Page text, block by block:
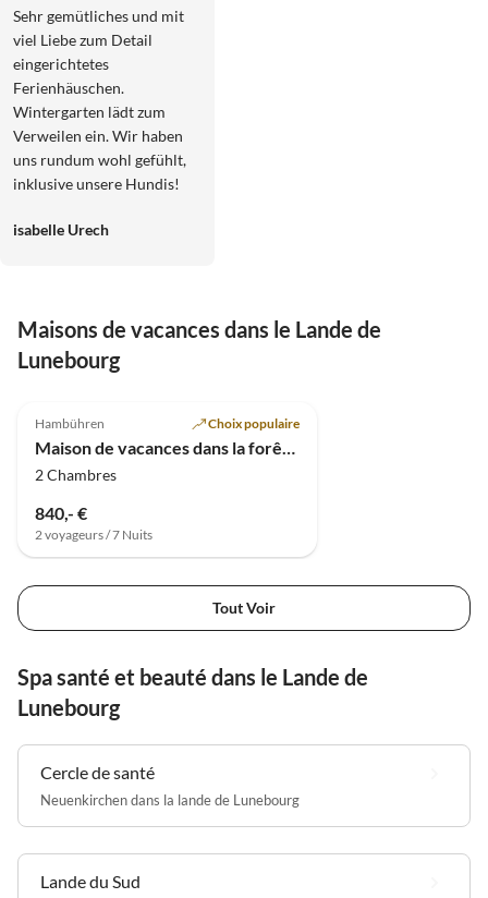
fées
Sehr gemütliches und mit
viel Liebe zum Detail
eingerichtetes
Ferienhäuschen.
Wintergarten lädt zum
Verweilen ein. Wir haben
uns rundum wohl gefühlt,
inklusive unsere Hundis!
isabelle Urech
Maisons de vacances dans le Lande de
Lunebourg
Hambühren Choix populaire
Maison de vacances dans la forêt des contes de fées
2 Chambres
840,- €
2 voyageurs / 7 Nuits
Tout Voir
Spa santé et beauté dans le Lande de
Lunebourg
Cercle de santé
Neuenkirchen dans la lande de Lunebourg
Lande du Sud